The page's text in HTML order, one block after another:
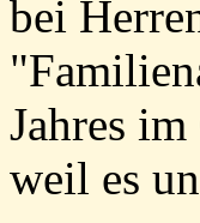
bei
Jahres
weil es